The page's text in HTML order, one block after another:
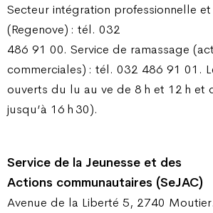
Secteur intégration professionnelle
(Regenove) : tél. 032
486 91 00. Service de ramassage
commerciales) : tél. 032 486 91 01.
ouverts du lu au ve de 8 h et 12 h et
jusqu’à 16 h 30).
Service de la Jeunesse et des
Actions communautaires (SeJAC)
Avenue de la Liberté 5, 2740